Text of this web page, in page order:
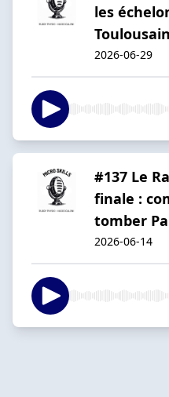
les
Toulousain
2026-06-29
#137 Le
finale :
tomber
2026-06-14